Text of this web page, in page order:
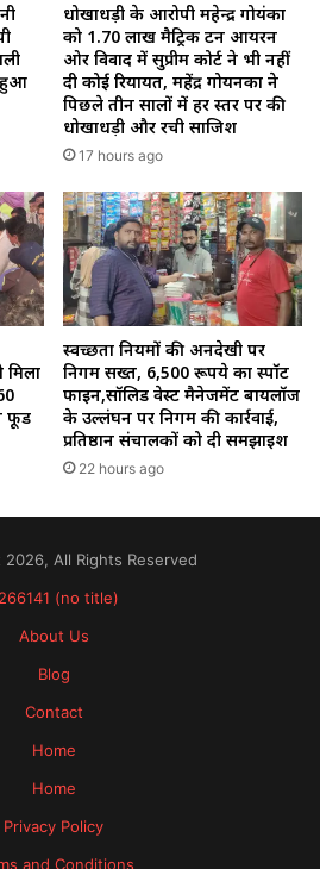
हुआ
धोखाधड़ी के आरोपी महेन्द्र गोयंका
को 1.70 लाख मैट्रिक टन आयरन
ओर विवाद में सुप्रीम कोर्ट ने भी नहीं
दी कोई रियायत, महेंद्र गोयनका ने
पिछले तीन सालों में हर स्तर पर की
धोखाधड़ी और रची साजिश
17 hours ago
फूड
स्वच्छता नियमों की अनदेखी पर
निगम सख्त, 6,500 रूपये का स्पॉट
फाइन,सॉलिड वेस्ट मैनेजमेंट बायलॉज
के उल्लंघन पर निगम की कार्रवाई,
प्रतिष्ठान संचालकों को दी समझाइश
22 hours ago
All Rights Reserved
(no title)
About Us
Blog
Contact
Home
Home
Privacy Policy
and Conditions